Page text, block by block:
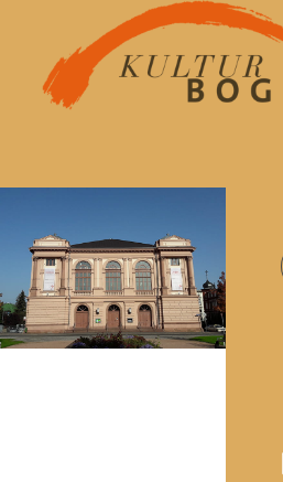
Inhalt
springen